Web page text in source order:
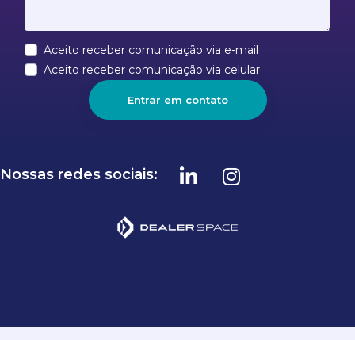
Aceito receber comunicação via e-mail
Aceito receber comunicação via celular
Entrar em contato
Nossas redes sociais: